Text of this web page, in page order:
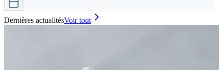
Dernières actualitésVoir tout